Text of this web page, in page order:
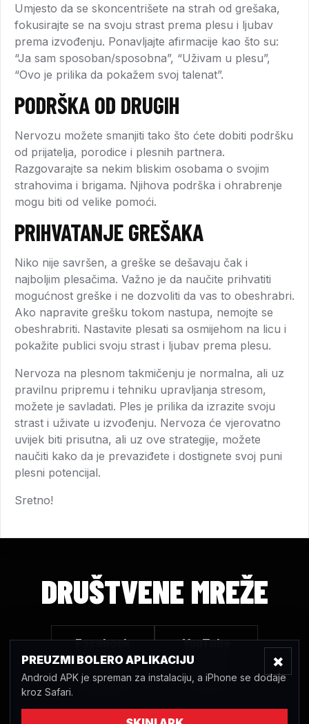
Umjesto da se skoncentrišete na strah od grešaka,
fokusirajte se na svoju strast prema plesu i ljubav
prema izvođenju. Ponavljajte afirmacije kao što su:
“Ja sam sposoban/sposobna”, “Uživam u plesu”,
“Ovo je prilika da pokažem svoj talenat”.
PODRŠKA OD DRUGIH
Nervozu možete smanjiti tako što ćete dobiti podršku
od prijatelja, porodice i plesnih partnera.
Razgovarajte sa nekim bliskim osobama o svojim
strahovima i brigama. Njihova podrška i ohrabrenje
mogu biti od velike pomoći.
PRIHVATANJE GREŠAKA
Niko nije savršen, a greške se dešavaju čak i
najboljim plesačima. Važno je da naučite prihvatiti
mogućnost greške i ne dozvoliti da vas to obeshrabri.
Ako napravite grešku tokom nastupa, nemojte se
obeshrabriti. Nastavite plesati sa osmijehom na licu i
pokažite publici svoju strast i ljubav prema plesu.
Nervoza na plesnom takmičenju je normalna, ali uz
pravilnu pripremu i tehniku upravljanja stresom,
možete je savladati. Ples je prilika da izrazite svoju
strast i uživate u izvođenju. Nervoza će vjerovatno
uvijek biti prisutna, ali uz ove strategije, možete
naučiti kako da je prevaziđete i dostignete svoj puni
plesni potencijal.
Sretno!
DRUŠTVENE MREŽE
Facebook YouTube
Instagram TikTok
PREUZMI BOLERO APLIKACIJU
Android APK je spreman za instalaciju, a iPhone se dodaje
kroz Safari.
×